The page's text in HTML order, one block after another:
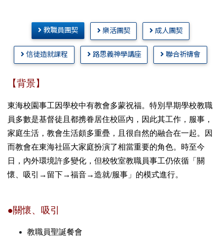
教職員團契 樂活團契 成人團契
信徒造就課程 路思義神學講座 聯合祈禱會
【背景】
東海校園事工因學校中有教會多蒙祝福。特別早期學校教職
員多數是基督徒且都携眷居住校區內，因此其工作，服事，
家庭生活，教會生活頗多重疊，且很自然的融合在一起。因
而教會在東海社區大家庭扮演了相當重要的角色。 時至今
日，內外環境許多變化，但校牧室教職員事工仍依循「關
懷、吸引→留下→福音→造就/服事」的模式進行。
●關懷、吸引
教職員聖誕餐會